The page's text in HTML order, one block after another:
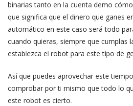
binarias tanto en la cuenta demo
que significa que el dinero que ganes
automático en este caso será todo
cuando quieras, siempre que cumplas
establezca el robot para este tipo de
Así que puedes aprovechar este
comprobar por ti mismo que todo lo
este robot es cierto.